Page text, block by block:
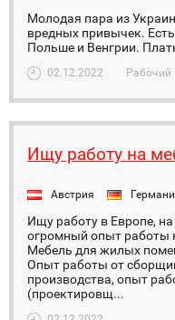
Молодая пара из
вредных привычек.
Польше и Венгрии.
02.12.2022 Рабочий
Ищу работу на
Австрия
Ищу работу в Европе,
огромный опыт работы
Мебель для жилых
Опыт работы от
производства, опыт
(проектировщ...